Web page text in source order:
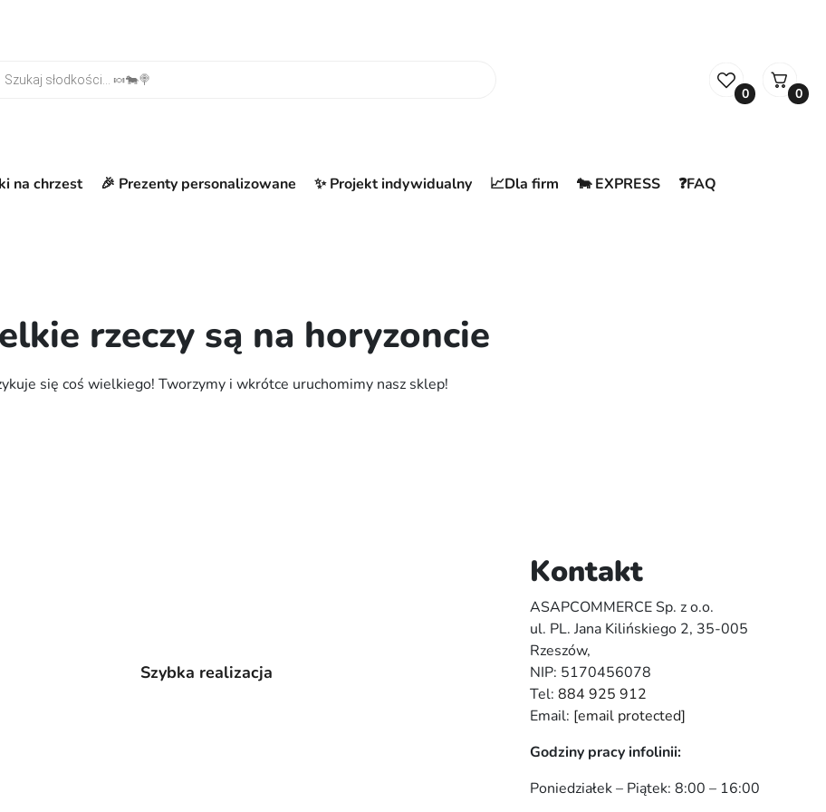
0 0
na chrzest 🎉 Prezenty personalizowane ✨ Projekt indywidualny 📈Dla firm 🐄 EXPRESS ❓FAQ
rzeczy są na horyzoncie
się coś wielkiego! Tworzymy i wkrótce uruchomimy nasz sklep!
Szybka realizacja
Kontakt
ASAPCOMMERCE Sp. z o.o.
ul. PL. Jana Kilińskiego 2, 35-005
Rzeszów,
NIP: 5170456078
Tel: 884 925 912
Email: [email protected]
Godziny pracy infolinii:
Poniedziałek – Piątek: 8:00 – 16:00